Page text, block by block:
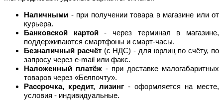
Наличными - при получении товара в магазине или от
курьера.
Банковской картой- через терминал в магазине,
поддерживаются смартфоны и смарт-часы.
Безналичный расчёт(с НДС) - для юрлиц по счёту, по
запросу через e-mail или факс.
Наложенный платёж - при доставке малогабаритных
товаров через «Белпочту».
Рассрочка, кредит, лизинг - оформляется на месте,
условия - индивидуальные.